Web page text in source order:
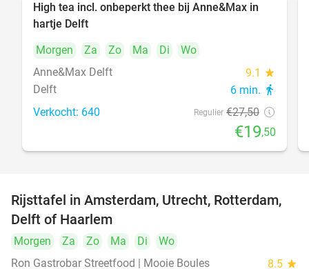
29%
High tea incl. onbeperkt thee bij Anne&Max in
hartje Delft
Morgen
Za Zo Ma Di
Wo
Anne&Max Delft
9.1 star
Delft 6 min. directions_walk
Verkocht: 640 Regulier €27,50
€19,50
19%
Rijsttafel in Amsterdam, Utrecht, Rotterdam,
Delft of Haarlem
Morgen Za Zo Ma Di
Wo
Ron Gastrobar Streetfood | Mooie Boules
8.5 star